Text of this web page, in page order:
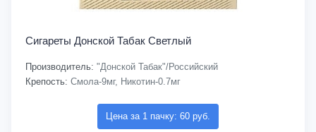
Сигареты Донской Табак Светлый
Производитель: "Донской Табак"/Российский
Крепость: Смола-9мг, Никотин-0.7мг
Цена за 1 пачку: 60 руб.